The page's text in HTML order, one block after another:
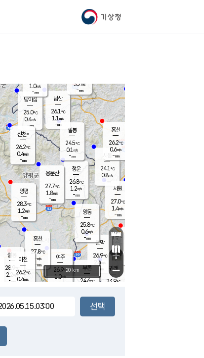
기상청
문막
26.9℃
2.4m/s
mm
남이섬
25.0℃
0.4m/s
-mm
부론
24.6℃
남산
26.1℃
1.1 m/s
-mm
청운
26.8℃
1.2m/s
-mm
팔봉
24.5℃
0.1 m/s
-mm
여주
26.9℃
1.0m/s
양동
25.8℃
0.6m/s
-mm
장호원
1.0m/s
-mm
신천*
26.2℃
0.4m/s
-mm
흥천
27.8℃
-m/s
-mm
설봉
28.9
2.2 m/s
- mm
시동
24.1℃
0.8m/s
- mm
귀래
23.9℃
서원
27.0℃
1.4m/s
-mm
용문산
27.7℃
1.8m/s
-mm
홍천
26.2℃
0.6m/s
-mm
이천
26.2℃
0.4m/s
양평
28.3℃
1.2m/s
-mm
3.2m/s
-mm
+
−
20 km